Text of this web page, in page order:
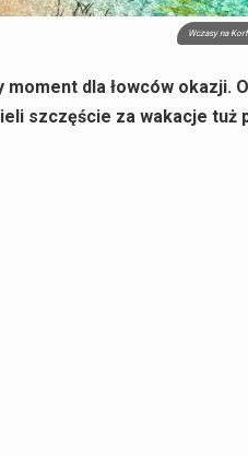
Wczasy na
dla łowców okazji.
szczęście za wakacje tuż